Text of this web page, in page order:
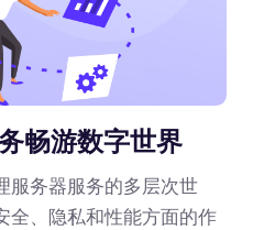
畅游数字世界
服务器服务的多层次世
全、隐私和性能方面的作